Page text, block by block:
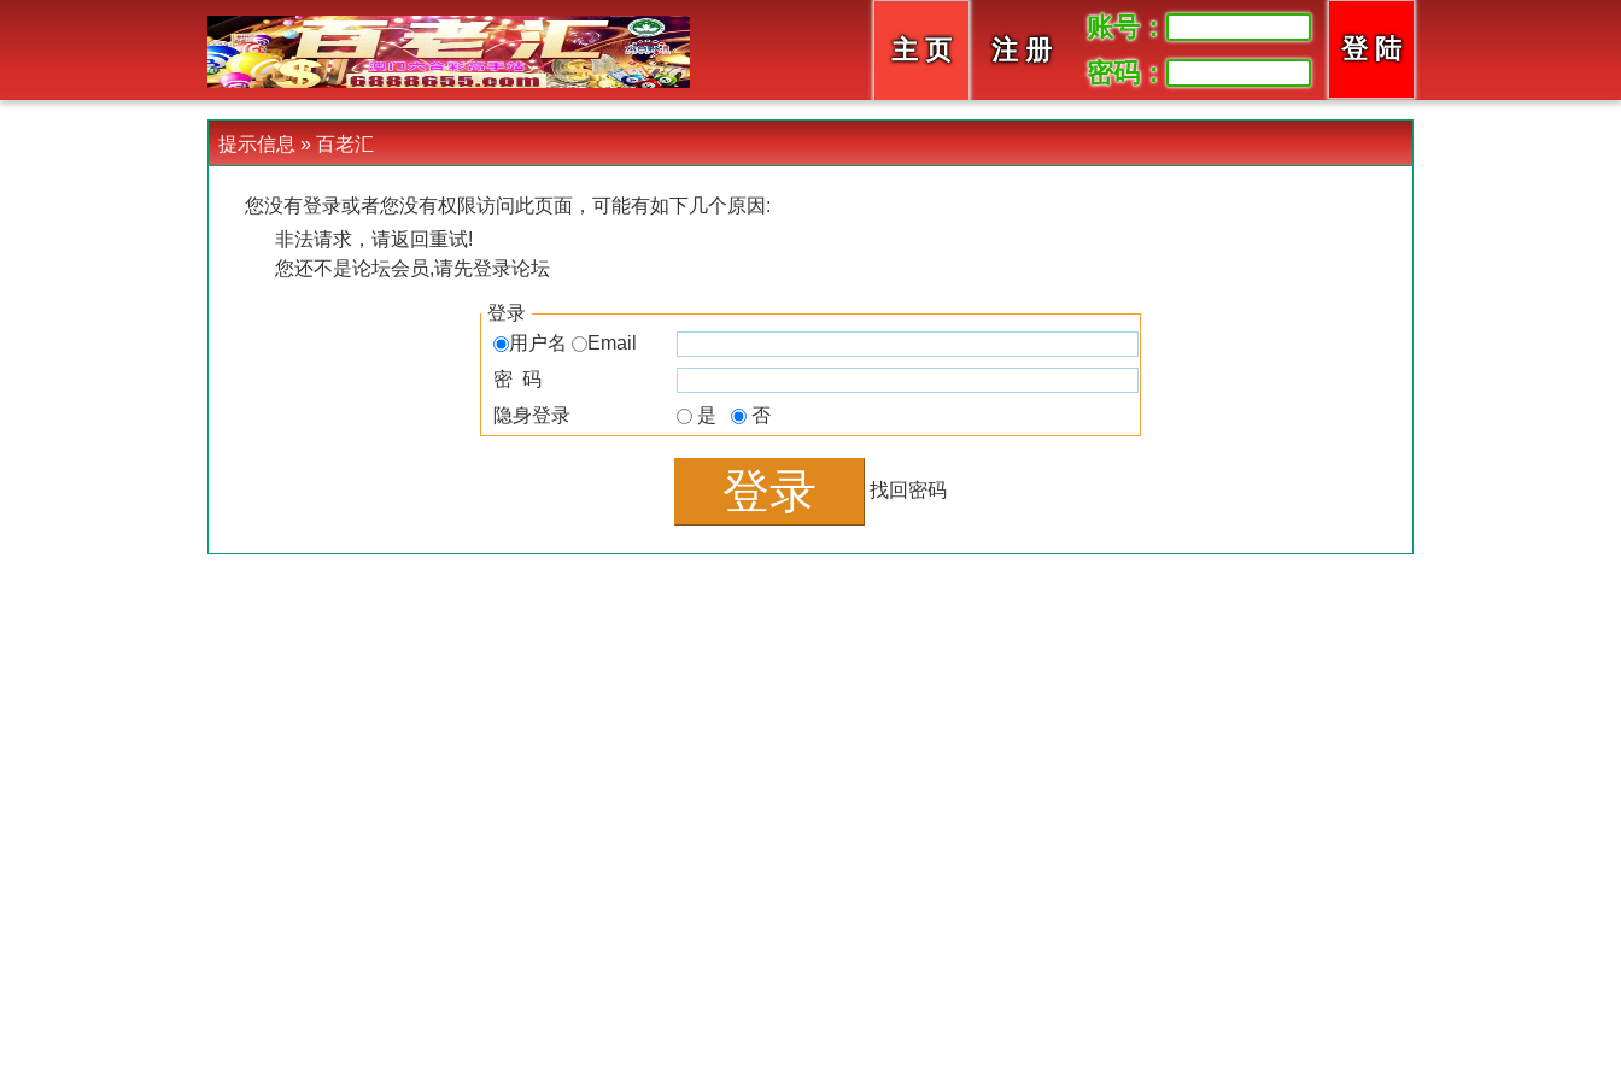
主 页 注 册
账号：
密码：
提示信息 » 百老汇
您没有登录或者您没有权限访问此页面，可能有如下几个原因:
非法请求，请返回重试!
您还不是论坛会员,请先登录论坛
登录
用户名
Email
密 码
隐身登录
是 否
找回密码